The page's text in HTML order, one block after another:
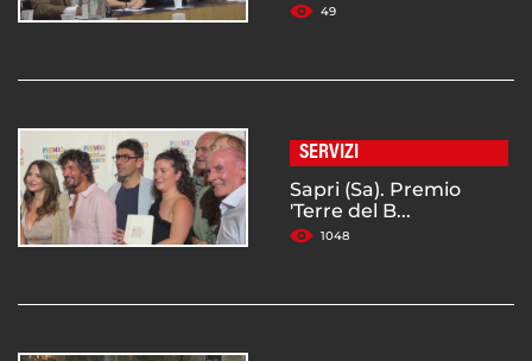
49
SERVIZI
Sapri (Sa). Premio
'Terre del B...
1048